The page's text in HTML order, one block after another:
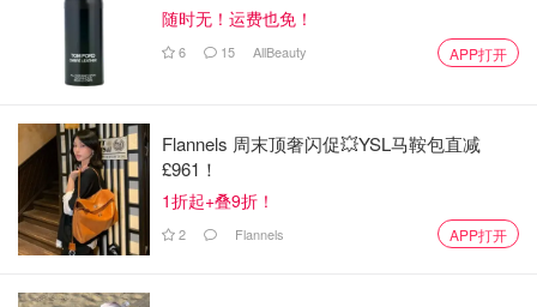
普通客户
0.10％，最低20
宁波银行 普通客户
汇款金额的
港澳台：80元/
随时无！运费也免！
6 15 AllBeauty APP打开
Flannels 周末顶奢闪促💥YSL马鞍包直减
£961！
1折起+叠9折！
2 Flannels APP打开